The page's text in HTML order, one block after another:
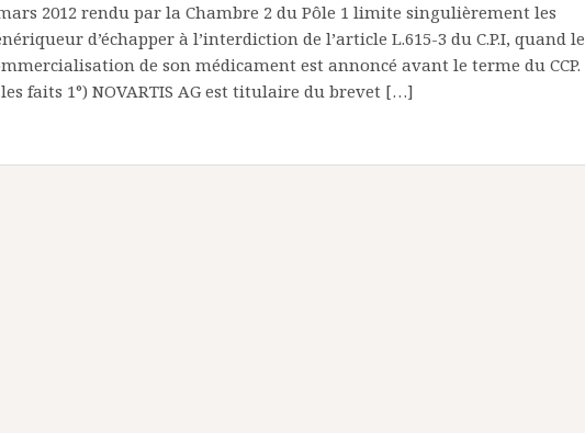
2012 rendu par la Chambre 2 du Pôle 1 limite singulièrement les
d’échapper à l’interdiction de l’article L.615-3 du C.P.I, quand le
de son médicament est annoncé avant le terme du CCP.
faits 1°) NOVARTIS AG est titulaire du brevet […]